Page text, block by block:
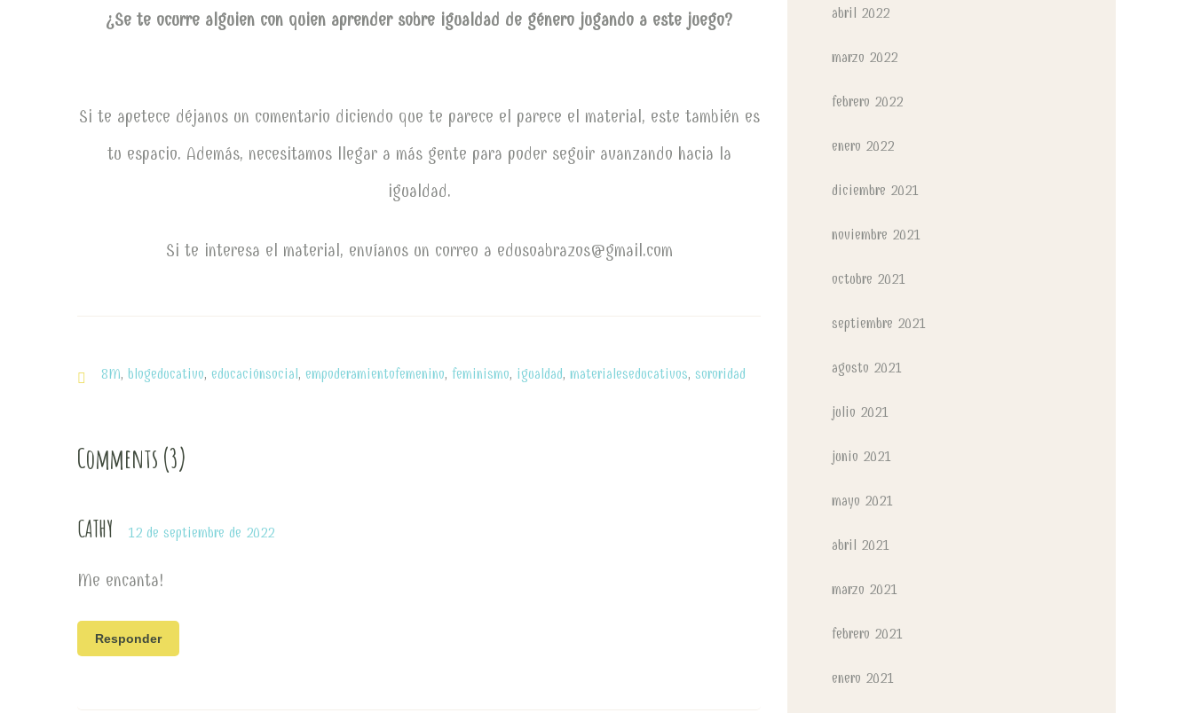
¿Se te ocurre alguien con quien aprender sobre igualdad de género jugando a este juego?
Si te apetece déjanos un comentario diciendo que te parece el parece el material, este también es
tu espacio. Además, necesitamos llegar a más gente para poder seguir avanzando hacia la
igualdad.
Si te interesa el material, envíanos un correo a edusoabrazos@gmail.com
8M, blogeducativo, educaciónsocial, empoderamientofemenino, feminismo, igualdad, materialeseducativos, sororidad
Comments (3)
CATHY 12 de septiembre de 2022
Me encanta!
Responder
abril 2022
marzo 2022
febrero 2022
enero 2022
diciembre 2021
noviembre 2021
octubre 2021
septiembre 2021
agosto 2021
julio 2021
junio 2021
mayo 2021
abril 2021
marzo 2021
febrero 2021
enero 2021